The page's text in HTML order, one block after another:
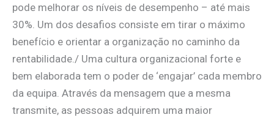
pode melhorar os níveis de desempenho – até mais
30%. Um dos desafios consiste em tirar o máximo
benefício e orientar a organização no caminho da
rentabilidade./ Uma cultura organizacional forte e
bem elaborada tem o poder de ‘engajar’ cada membro
da equipa. Através da mensagem que a mesma
transmite, as pessoas adquirem uma maior